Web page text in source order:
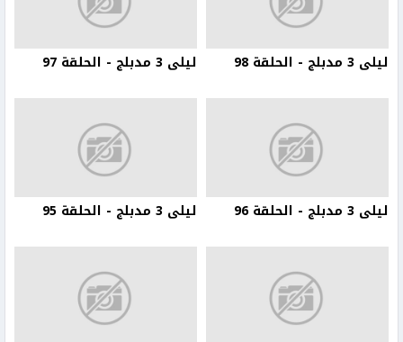
ليلى 3 مدبلج - الحلقة 98 ليلى 3 مدبلج - الحلقة 97
ليلى 3 مدبلج - الحلقة 96 ليلى 3 مدبلج - الحلقة 95